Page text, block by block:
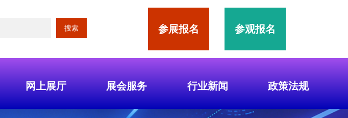
搜索 参展报名 参观报名
网上展厅 展会服务 行业新闻 政策法规